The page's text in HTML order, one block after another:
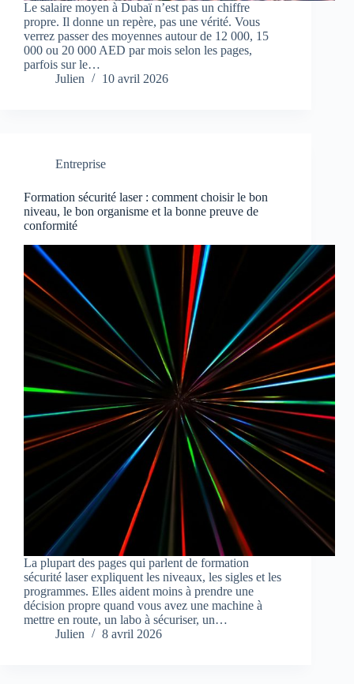
Le salaire moyen à Dubaï n’est pas un chiffre
propre. Il donne un repère, pas une vérité. Vous
verrez passer des moyennes autour de 12 000, 15
000 ou 20 000 AED par mois selon les pages,
parfois sur le…
Julien
10 avril 2026
Entreprise
Formation sécurité laser : comment choisir le bon
niveau, le bon organisme et la bonne preuve de
conformité
La plupart des pages qui parlent de formation
sécurité laser expliquent les niveaux, les sigles et les
programmes. Elles aident moins à prendre une
décision propre quand vous avez une machine à
mettre en route, un labo à sécuriser, un…
Julien
8 avril 2026